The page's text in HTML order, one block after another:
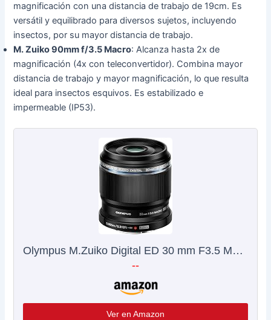
magnificación con una distancia de trabajo de 19cm. Es
versátil y equilibrado para diversos sujetos, incluyendo
insectos, por su mayor distancia de trabajo.
M. Zuiko 90mm f/3.5 Macro: Alcanza hasta 2x de
magnificación (4x con teleconvertidor). Combina mayor
distancia de trabajo y mayor magnificación, lo que resulta
ideal para insectos esquivos. Es estabilizado e
impermeable (IP53).
Olympus M.Zuiko Digital ED 30 mm F3.5 Macro Objetivo, Adecuado para Todas Las cámaras MFT (Modelos Olympus OM-D & Pen, Panasonic G-Series), Negro
--
Ver en Amazon